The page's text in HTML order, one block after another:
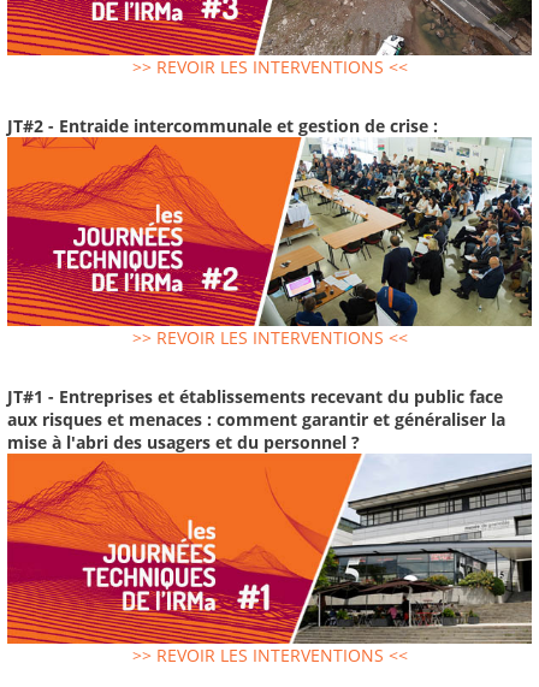
>> REVOIR LES INTERVENTIONS <<
JT#2 - Entraide intercommunale et gestion de crise :
>> REVOIR LES INTERVENTIONS <<
JT#1 - Entreprises et établissements recevant du public face
aux risques et menaces : comment garantir et généraliser la
mise à l'abri des usagers et du personnel ?
>> REVOIR LES INTERVENTIONS <<